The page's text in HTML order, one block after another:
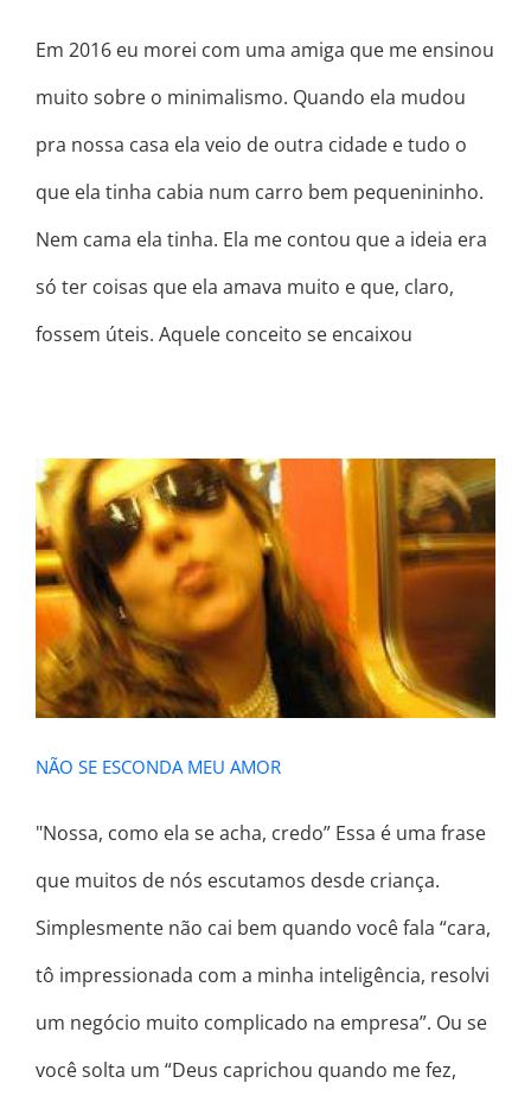
Em 2016 eu morei com uma amiga que me ensinou
muito sobre o minimalismo. Quando ela mudou
pra nossa casa ela veio de outra cidade e tudo o
que ela tinha cabia num carro bem pequenininho.
Nem cama ela tinha. Ela me contou que a ideia era
só ter coisas que ela amava muito e que, claro,
fossem úteis. Aquele conceito se encaixou
NÃO SE ESCONDA MEU AMOR
NÃO SE ESCONDA MEU AMOR
"Nossa, como ela se acha, credo” Essa é uma frase
que muitos de nós escutamos desde criança.
Simplesmente não cai bem quando você fala “cara,
tô impressionada com a minha inteligência, resolvi
um negócio muito complicado na empresa”. Ou se
você solta um “Deus caprichou quando me fez,